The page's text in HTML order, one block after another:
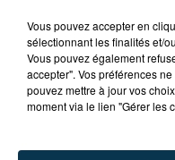
Vous pouvez accepter en
sélectionnant les finalités et/
Vous pouvez également
accepter". Vos préférences
pouvez mettre à jour vos
moment via le lien "Gérer les